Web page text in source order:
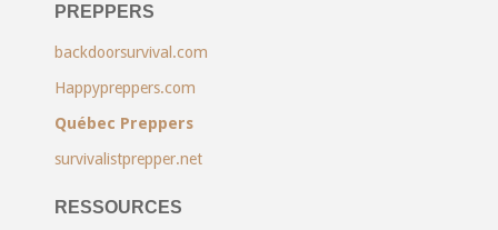
PREPPERS
backdoorsurvival.com
Happypreppers.com
Québec Preppers
survivalistprepper.net
RESSOURCES